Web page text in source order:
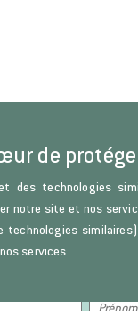
de
des technologies
notre site et nos
technologies
services.